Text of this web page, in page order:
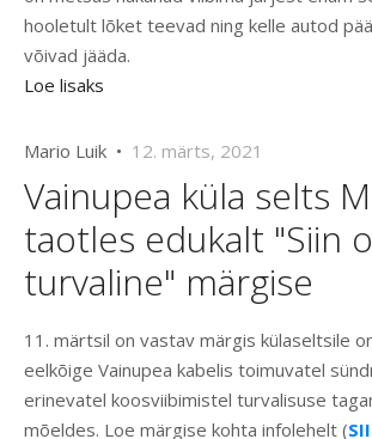
hooletult lõket teevad ning kelle autod
võivad jääda.
Loe lisaks
Mario Luik • 12. märts, 2021
Vainupea küla selts
taotles edukalt "Siin
turvaline" märgise
11. märtsil on vastav märgis külaseltsile
eelkõige Vainupea kabelis toimuvatel
erinevatel koosviibimistel turvalisuse
mõeldes. Loe märgise kohta infolehelt (